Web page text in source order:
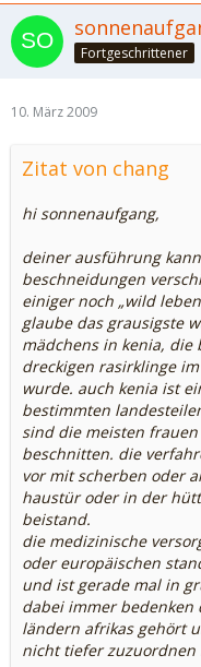
Fortgeschrittener
10. März 2009
Zitat von chang
hi sonnenaufgang,
deiner ausführung
beschneidungen
einiger noch „wild
glaube das grausigste
mädchens in kenia,
dreckigen rasirklinge
wurde. auch kenia ist
bestimmten
sind die meisten
beschnitten. die
vor mit scherben oder
haustür oder in der
beistand.
die medizinische
oder europäischen
und ist gerade mal in
dabei immer bedenken
ländern afrikas gehört
nicht tiefer zuzuordnen